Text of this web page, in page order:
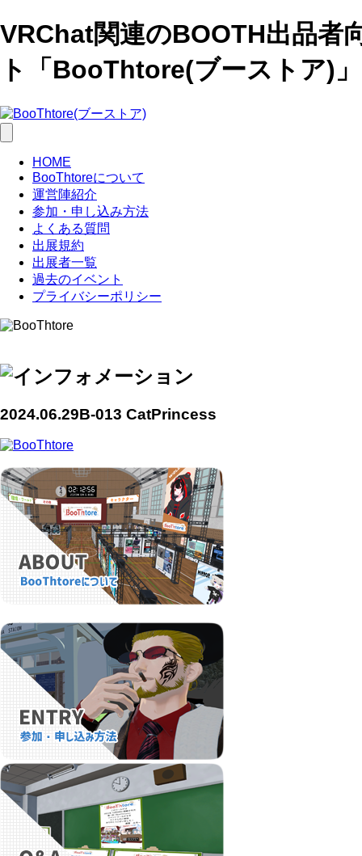
VRChat関連のBOOTH出品者
ト「BooThtore(ブーストア)」
HOME
BooThtoreについて
運営陣紹介
参加・申し込み方法
よくある質問
出展規約
出展者一覧
過去のイベント
プライバシーポリシー
2024.06.29B-013 CatPrincess